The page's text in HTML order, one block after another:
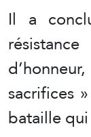
Il a
sacrifices
bataille